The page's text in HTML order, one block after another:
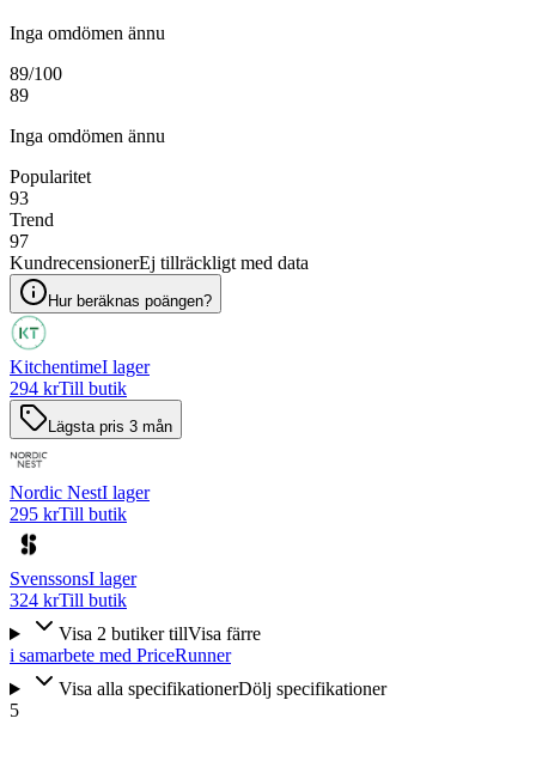
Inga omdömen ännu
89/100
89
Inga omdömen ännu
Popularitet
93
Trend
97
KundrecensionerEj tillräckligt med data
Hur beräknas poängen?
KitchentimeI lager
294 krTill butik
Lägsta pris 3 mån
Nordic NestI lager
295 krTill butik
SvenssonsI lager
324 krTill butik
Visa 2 butiker tillVisa färre
i samarbete med PriceRunner
Visa alla specifikationerDölj specifikationer
5